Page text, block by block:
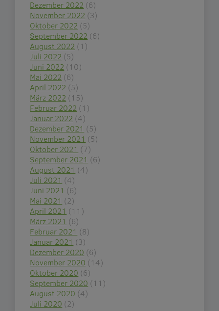
Dezember 2022 (6)
November 2022 (3)
Oktober 2022 (5)
September 2022 (6)
August 2022 (1)
Juli 2022 (5)
Juni 2022 (10)
Mai 2022 (6)
April 2022 (5)
März 2022 (15)
Februar 2022 (1)
Januar 2022 (4)
Dezember 2021 (5)
November 2021 (5)
Oktober 2021 (7)
September 2021 (6)
August 2021 (4)
Juli 2021 (4)
Juni 2021 (6)
Mai 2021 (2)
April 2021 (11)
März 2021 (6)
Februar 2021 (8)
Januar 2021 (3)
Dezember 2020 (6)
November 2020 (14)
Oktober 2020 (6)
September 2020 (11)
August 2020 (4)
Juli 2020 (2)